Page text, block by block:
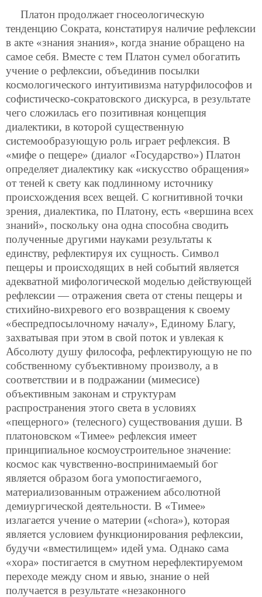
Платон продолжает гносеологическую
тенденцию Сократа, констатируя наличие рефлексии
в акте «знания знания», когда знание обращено на
самое себя. Вместе с тем Платон сумел обогатить
учение о рефлексии, объединив посылки
космологического интуитивизма натурфилософов и
софистическо-сократовского дискурса, в результате
чего сложилась его позитивная концепция
диалектики, в которой существенную
системообразующую роль играет рефлексия. В
«мифе о пещере» (диалог «Государство») Платон
определяет диалектику как «искусство обращения»
от теней к свету как подлинному источнику
происхождения всех вещей. С когнитивной точки
зрения, диалектика, по Платону, есть «вершина всех
знаний», поскольку она одна способна сводить
полученные другими науками результаты к
единству, рефлектируя их сущность. Символ
пещеры и происходящих в ней событий является
адекватной мифологической моделью действующей
рефлексии — отражения света от стены пещеры и
стихийно-вихревого его возвращения к своему
«беспредпосылочному началу», Единому Благу,
захватывая при этом в свой поток и увлекая к
Абсолюту душу философа, рефлектирующую не по
собственному субъективному произволу, а в
соответствии и в подражании (мимесисе)
объективным законам и структурам
распространения этого света в условиях
«пещерного» (телесного) существования души. В
платоновском «Тимее» рефлексия имеет
принципиальное космоустроительное значение:
космос как чувственно-воспринимаемый бог
является образом бога умопостигаемого,
материализованным отражением абсолютной
демиургической деятельности. В «Тимее»
излагается учение о материи («chora»), которая
является условием функционирования рефлексии,
будучи «вместилищем» идей ума. Однако сама
«хора» постигается в смутном нерефлектируемом
переходе между сном и явью, знание о ней
получается в результате «незаконного